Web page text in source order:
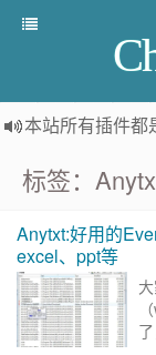
本站所有插件都
标签：
Anytxt:好用的
excel、ppt等